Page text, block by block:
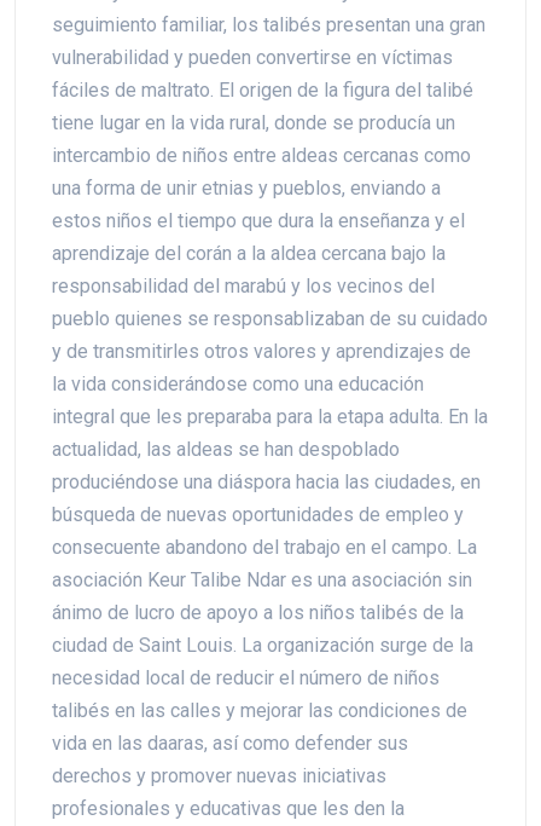
seguimiento familiar, los talibés presentan una gran
vulnerabilidad y pueden convertirse en víctimas
fáciles de maltrato. El origen de la figura del talibé
tiene lugar en la vida rural, donde se producía un
intercambio de niños entre aldeas cercanas como
una forma de unir etnias y pueblos, enviando a
estos niños el tiempo que dura la enseñanza y el
aprendizaje del corán a la aldea cercana bajo la
responsabilidad del marabú y los vecinos del
pueblo quienes se responsablizaban de su cuidado
y de transmitirles otros valores y aprendizajes de
la vida considerándose como una educación
integral que les preparaba para la etapa adulta. En la
actualidad, las aldeas se han despoblado
produciéndose una diáspora hacia las ciudades, en
búsqueda de nuevas oportunidades de empleo y
consecuente abandono del trabajo en el campo. La
asociación Keur Talibe Ndar es una asociación sin
ánimo de lucro de apoyo a los niños talibés de la
ciudad de Saint Louis. La organización surge de la
necesidad local de reducir el número de niños
talibés en las calles y mejorar las condiciones de
vida en las daaras, así como defender sus
derechos y promover nuevas iniciativas
profesionales y educativas que les den la